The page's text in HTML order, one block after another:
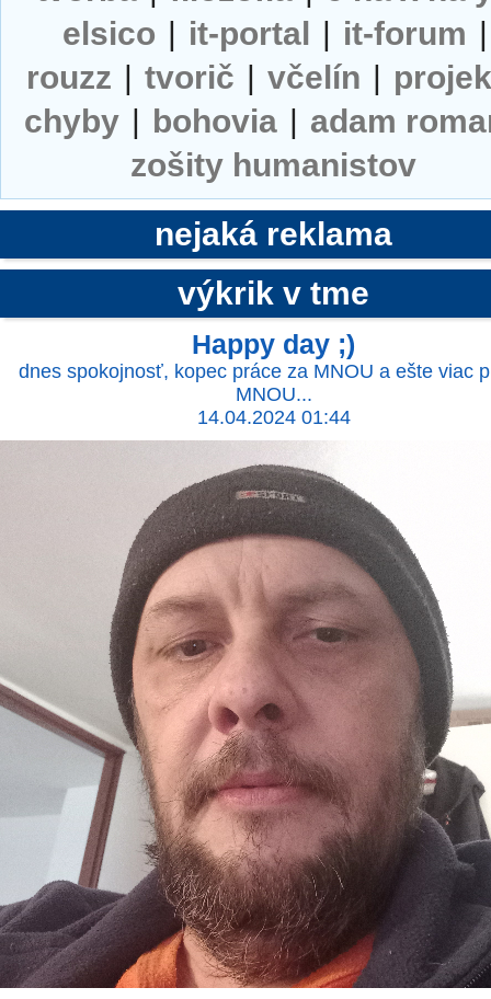
elsico | it-portal | it-forum |
rouzz | tvorič | včelín |
chyby | bohovia | adam
zošity humanistov
nejaká reklama
výkrik v tme
Happy day ;)
dnes spokojnosť, kopec práce za MNOU a ešte viac
MNOU...
14.04.2024 01:44